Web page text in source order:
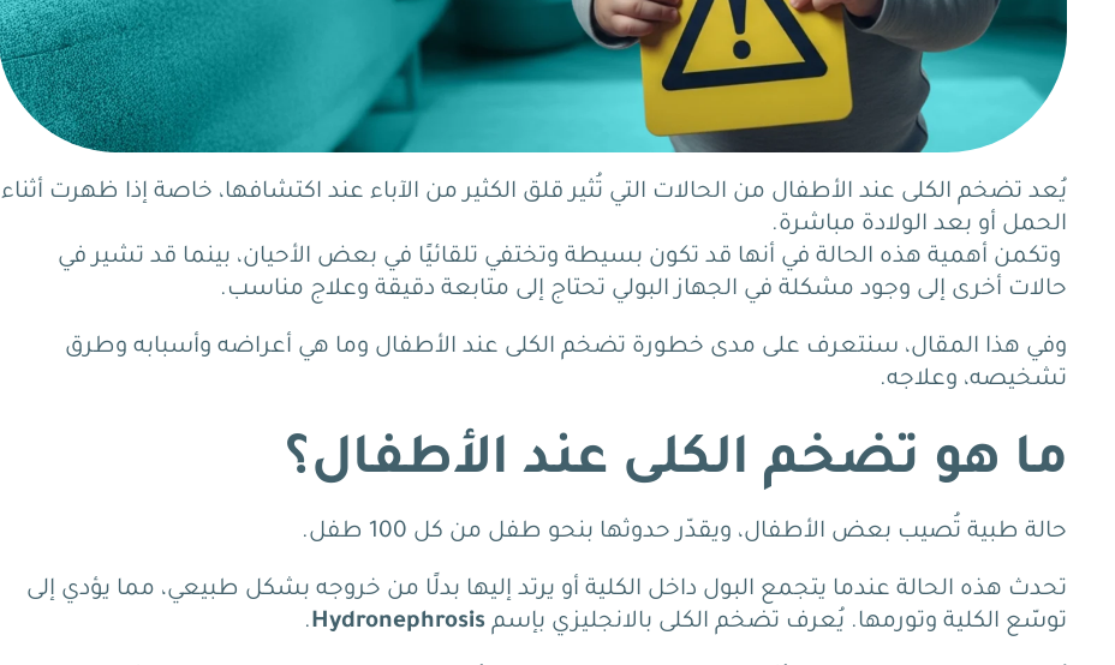
يُعد تضخم الكلى عند الأطفال من الحالات التي تُثير قلق الكثير من الآباء عند اكتشافها، خاصة إذا ظهرت أثناء
الحمل أو بعد الولادة مباشرة.
وتكمن أهمية هذه الحالة في أنها قد تكون بسيطة وتختفي تلقائيًا في بعض الأحيان، بينما قد تشير في
حالات أخرى إلى وجود مشكلة في الجهاز البولي تحتاج إلى متابعة دقيقة وعلاج مناسب.
وفي هذا المقال، سنتعرف على مدى خطورة تضخم الكلى عند الأطفال وما هي أعراضه وأسبابه وطرق
تشخيصه، وعلاجه.
ما هو تضخم الكلى عند الأطفال؟
حالة طبية تُصيب بعض الأطفال، ويقدّر حدوثها بنحو طفل من كل 100 طفل.
تحدث هذه الحالة عندما يتجمع البول داخل الكلية أو يرتد إليها بدلًا من خروجه بشكل طبيعي، مما يؤدي إلى
توسّع الكلية وتورمها. يُعرف تضخم الكلى بالانجليزي بإسم Hydronephrosis
.